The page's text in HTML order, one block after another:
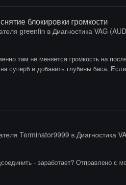
блокировки громкости
greenfin в Диагностика VAG
там не меняется громкость на
суперб и добавить глубины баса.
Terminator9999 в Диагностика
- заработает? Отправлено с